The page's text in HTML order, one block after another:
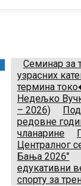
Семинар за
узрасних
термина
Недељко
– 2026)
редовне
чланарине
Централног
Бања 2026"
едукативни
спорту за